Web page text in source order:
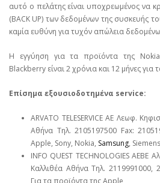
αυτό ο πελάτης είναι υποχρεωμένος να
(BACK UP) των δεδομένων της συσκευής
καμία ευθύνη για τυχόν απώλεια
Η εγγύηση για τα προϊόντα της
Blackberry είναι 2 χρόνια και 12 μήνες
Επίσημα εξουσιοδοτημένα service:
ARVATO TELESERVICE ΑΕ Λεωφ.
Αθήνα Τηλ. 2105197500 Fax:
Apple, Sony, Nokia, Samsung,
INFO QUEST TECHNOLOGIES ΑΕΒΕ
Καλλιθέα Αθήνα Τηλ. 2119991000,
Για τα προϊόντα της Apple